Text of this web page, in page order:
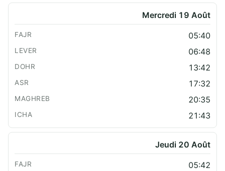
Mercredi 19 Août
05:40
06:48
13:42
17:32
20:35
21:43
Jeudi 20 Août
05:42